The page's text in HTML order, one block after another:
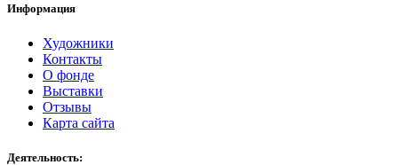
Информация
Художники
Контакты
О фонде
Выставки
Отзывы
Карта сайта
Деятельность: